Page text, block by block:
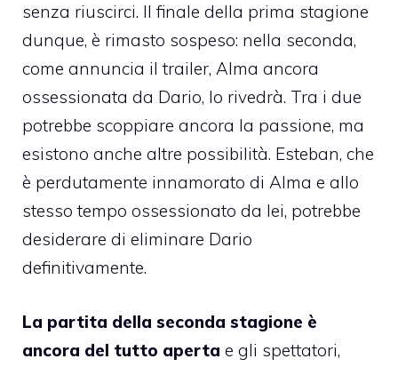
senza riuscirci. Il finale della prima stagione
dunque, è rimasto sospeso: nella seconda,
come annuncia il trailer, Alma ancora
ossessionata da Dario, lo rivedrà. Tra i due
potrebbe scoppiare ancora la passione, ma
esistono anche altre possibilità. Esteban, che
è perdutamente innamorato di Alma e allo
stesso tempo ossessionato da lei, potrebbe
desiderare di eliminare Dario
definitivamente.
La partita della seconda stagione è
ancora del tutto aperta e gli spettatori,